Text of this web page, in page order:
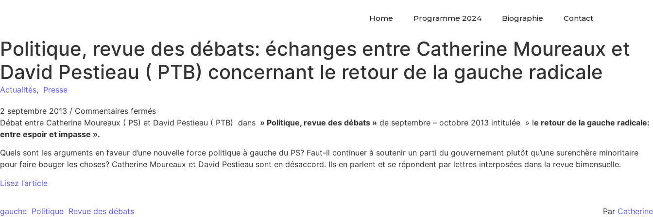
Home Programme 2024 Biographie Contact
Politique, revue des débats: échanges entre Catherine Moureaux et
David Pestieau ( PTB) concernant le retour de la gauche radicale
Actualités, Presse
2 septembre 2013 / Commentaires fermés
Débat entre Catherine Moureaux ( PS) et David Pestieau ( PTB) dans » Politique, revue des débats » de septembre – octobre 2013 intitulée » le retour de la gauche radicale:
entre espoir et impasse ».
Quels sont les arguments en faveur d’une nouvelle force politique à gauche du PS? Faut-il continuer à soutenir un parti du gouvernement plutôt qu’une surenchère minoritaire
pour faire bouger les choses? Catherine Moureaux et David Pestieau sont en désaccord. Ils en parlent et se répondent par lettres interposées dans la revue bimensuelle.
Lisez l’article
gauche Politique Revue des débats Par Catherine